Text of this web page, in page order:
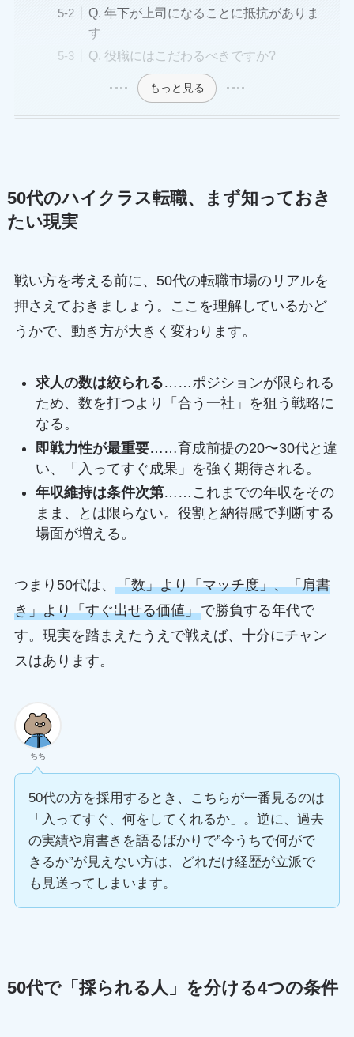
Q. 年下が上司になることに抵抗がありま
す
Q. 役職にはこだわるべきですか?
もっと見る
50代のハイクラス転職、まず知っておき
たい現実
戦い方を考える前に、50代の転職市場のリアルを
押さえておきましょう。ここを理解しているかど
うかで、動き方が大きく変わります。
求人の数は絞られる……ポジションが限られる
ため、数を打つより「合う一社」を狙う戦略に
なる。
即戦力性が最重要……育成前提の20〜30代と違
い、「入ってすぐ成果」を強く期待される。
年収維持は条件次第……これまでの年収をその
まま、とは限らない。役割と納得感で判断する
場面が増える。
つまり50代は、 「数」より「マッチ度」、「肩書
き」より「すぐ出せる価値」で勝負する年代で
す。現実を踏まえたうえで戦えば、十分にチャン
スはあります。
ちち
50代の方を採用するとき、こちらが一番見るのは
「入ってすぐ、何をしてくれるか」。逆に、過去
の実績や肩書きを語るばかりで”今うちで何がで
きるか”が見えない方は、どれだけ経歴が立派で
も見送ってしまいます。
50代で「採られる人」を分ける4つの条件